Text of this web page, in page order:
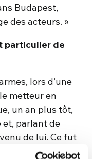
Budapest,
des acteurs. »
particulier de
lors d’une
metteur en
un an plus tôt,
et, parlant de
de lui. Ce fut
suis revenu à